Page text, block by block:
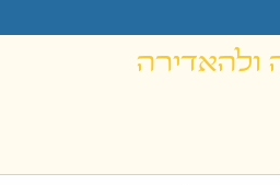
ולהאדירה